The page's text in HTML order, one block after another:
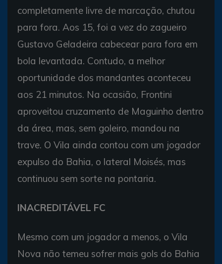
completamente livre de marcação, chutou
para fora. Aos 15, foi a vez do zagueiro
Gustavo Geladeira cabecear para fora em
bola levantada. Contudo, a melhor
oportunidade dos mandantes aconteceu
aos 21 minutos. Na ocasião, Frontini
aproveitou cruzamento de Maguinho dentro
da área, mas, sem goleiro, mandou na
trave. O Vila ainda contou com um jogador
expulso do Bahia, o lateral Moisés, mas
continuou sem sorte na pontaria.
INACREDITÁVEL FC
Mesmo com um jogador a menos, o Vila
Nova não temeu sofrer mais gols do Bahia